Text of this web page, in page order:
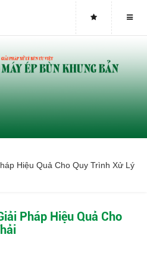
vít uy tín tại Việt Nam
Hiệu Quả Cho Quy Trình Xử Lý
Pháp Hiệu Quả Cho